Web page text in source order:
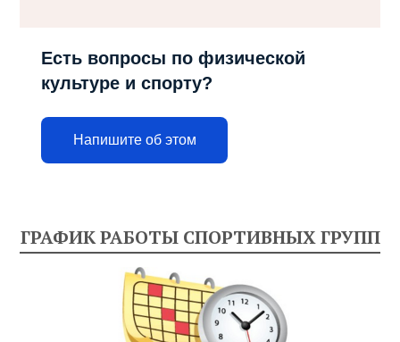
Есть вопросы по физической
культуре и спорту?
Напишите об этом
ГРАФИК РАБОТЫ СПОРТИВНЫХ ГРУПП